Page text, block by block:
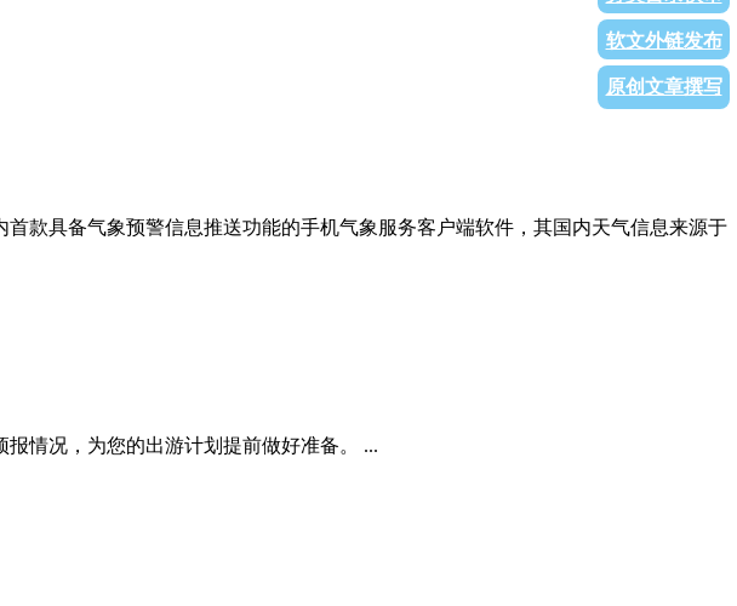
软文外链发布
原创文章撰写
款具备气象预警信息推送功能的手机气象服务客户端软件，其国内天气信息来源于
情况，为您的出游计划提前做好准备。 ...